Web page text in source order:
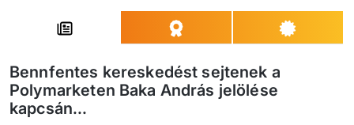
Bennfentes kereskedést sejtenek a
Polymarketen Baka András jelölése
kapcsán...